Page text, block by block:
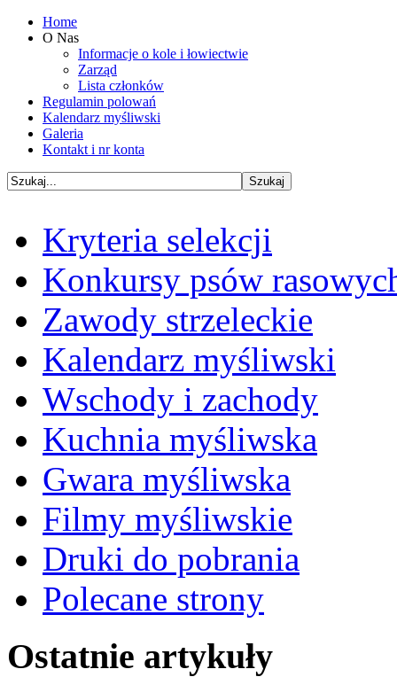
Home
O Nas
Informacje o kole i łowiectwie
Zarząd
Lista członków
Regulamin polowań
Kalendarz myśliwski
Galeria
Kontakt i nr konta
Kryteria selekcji
Konkursy psów
Zawody strzeleckie
Kalendarz myśliwski
Wschody i zachody
Kuchnia myśliwska
Gwara myśliwska
Filmy myśliwskie
Druki do pobrania
Polecane strony
Ostatnie artykuły